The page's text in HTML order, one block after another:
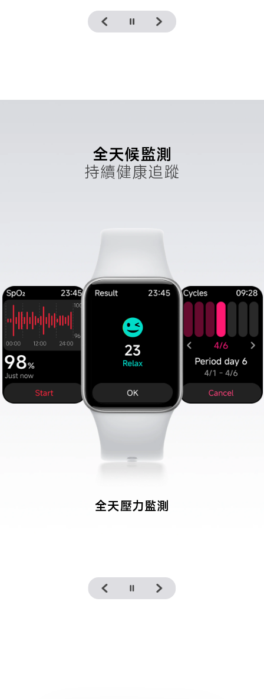
全天候監測
持續健康追蹤
生理期健康追蹤